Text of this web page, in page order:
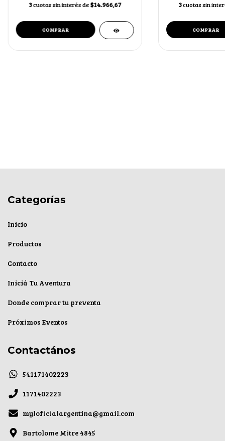
3cuotas sin interés de$14.966,67
3cuotas sin
Categorías
Inicio
Productos
Contacto
Iniciá Tu Aventura
Donde comprar tu preventa
Próximos Eventos
Contactános
541171402223
1171402223
myloficialargentina@gmail.com
Bartolome Mitre 4845